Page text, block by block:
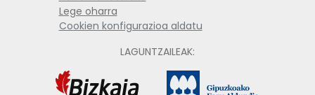
Lege oharra
Cookien konfigurazioa aldatu
LAGUNTZAILEAK: